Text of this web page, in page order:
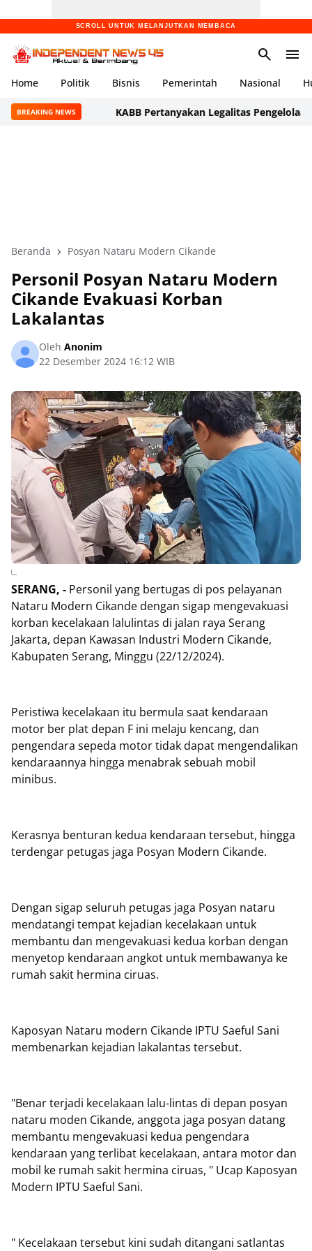
SCROLL UNTUK MELANJUTKAN MEMBACA
Home Politik Bisnis Pemerintah Nasional
BREAKING NEWSKABB Pertanyakan Legalitas Pengelolaan Umah
Beranda Posyan Nataru Modern Cikande
Personil Posyan Nataru Modern
Cikande Evakuasi Korban
Lakalantas
Oleh Anonim
22 Desember 2024 16:12 WIB
SERANG, - Personil yang bertugas di pos pelayanan
Nataru Modern Cikande dengan sigap mengevakuasi
korban kecelakaan lalulintas di jalan raya Serang
Jakarta, depan Kawasan Industri Modern Cikande,
Kabupaten Serang, Minggu (22/12/2024).
Peristiwa kecelakaan itu bermula saat kendaraan
motor ber plat depan F ini melaju kencang, dan
pengendara sepeda motor tidak dapat mengendalikan
kendaraannya hingga menabrak sebuah mobil
minibus.
Kerasnya benturan kedua kendaraan tersebut, hingga
terdengar petugas jaga Posyan Modern Cikande.
Dengan sigap seluruh petugas jaga Posyan nataru
mendatangi tempat kejadian kecelakaan untuk
membantu dan mengevakuasi kedua korban dengan
menyetop kendaraan angkot untuk membawanya ke
rumah sakit hermina ciruas.
Kaposyan Nataru modern Cikande IPTU Saeful Sani
membenarkan kejadian lakalantas tersebut.
"Benar terjadi kecelakaan lalu-lintas di depan posyan
nataru moden Cikande, anggota jaga posyan datang
membantu mengevakuasi kedua pengendara
kendaraan yang terlibat kecelakaan, antara motor dan
mobil ke rumah sakit hermina ciruas, " Ucap Kaposyan
Modern IPTU Saeful Sani.
" Kecelakaan tersebut kini sudah ditangani satlantas